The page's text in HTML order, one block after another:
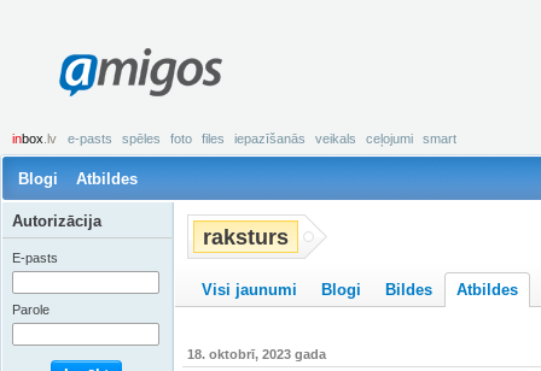
amigos
inbox .lv e-pasts spēles foto files iepazīšanās veikals ceļojumi smart
Blogi Atbildes
raksturs
Visi jaunumi Blogi Bildes Atbildes
18. oktobrī, 2023 gada
Autorizācija
E-pasts
Parole